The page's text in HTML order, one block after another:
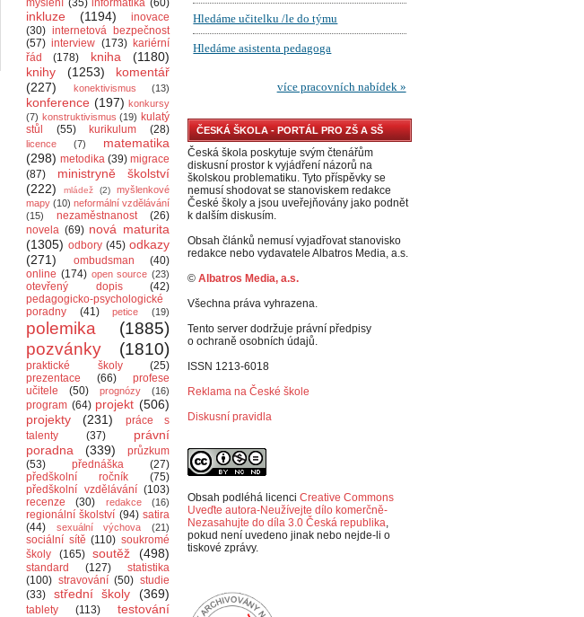
myšlení (35) informatika (60)
inkluze (1194)
inovace
(30) internetová bezpečnost
(57) interview (173) kariérní
řád
(178) kniha
(1180)
knihy
(1253)
komentář
(227)
konektivismus (13)
konference (197) konkursy
(7) konstruktivismus (19) kulatý
stůl
(55) kurikulum (28)
licence (7)
matematika
(298) metodika (39) migrace
(87)
ministryně školství
(222)
mládež (2)
myšlenkové
mapy (10) neformální vzdělávání
(15)
nezaměstnanost
(26)
novela (69) nová maturita
(1305) odbory (45) odkazy
(271)
ombudsman
(40)
online (174) open source (23)
otevřený dopis
(42)
pedagogicko-psychologické
poradny
(41) petice (19)
polemika
(1885)
pozvánky
(1810)
praktické školy
(25)
prezentace
(66)
profese
učitele
(50) prognózy (16)
program (64) projekt (506)
projekty
(231)
práce s
talenty
(37)
právní
poradna
(339)
průzkum
(53)
přednáška
(27)
předškolní ročník
(75)
předškolní vzdělávání (103)
recenze
(30) redakce (16)
regionální školství (94) satira
(44)
sexuální výchova (21)
sociální sítě (110) soukromé
školy
(165) soutěž (498)
standard (127)
statistika
(100) stravování (50) studie
(33)
střední školy (369)
tablety (113)
testování
ČESKÁ ŠKOLA - PORTÁL PRO ZŠ A SŠ
Česká škola poskytuje svým čtenářům
diskusní prostor k vyjádření názorů na
školskou problematiku. Tyto příspěvky se
nemusí shodovat se stanoviskem redakce
České školy a jsou uveřejňovány jako podnět
k dalším diskusím.
Obsah článků nemusí vyjadřovat stanovisko
redakce nebo vydavatele Albatros Media, a.s.
© Albatros Media, a.s.
Všechna práva vyhrazena.
Tento server dodržuje právní předpisy
o ochraně osobních údajů.
ISSN 1213-6018
Reklama na České škole
Diskusní pravidla
Obsah podléhá licenci Creative Commons
Uveďte autora-Neužívejte dílo komerčně-
Nezasahujte do díla 3.0 Česká republika,
pokud není uvedeno jinak nebo nejde-li o
tiskové zprávy.